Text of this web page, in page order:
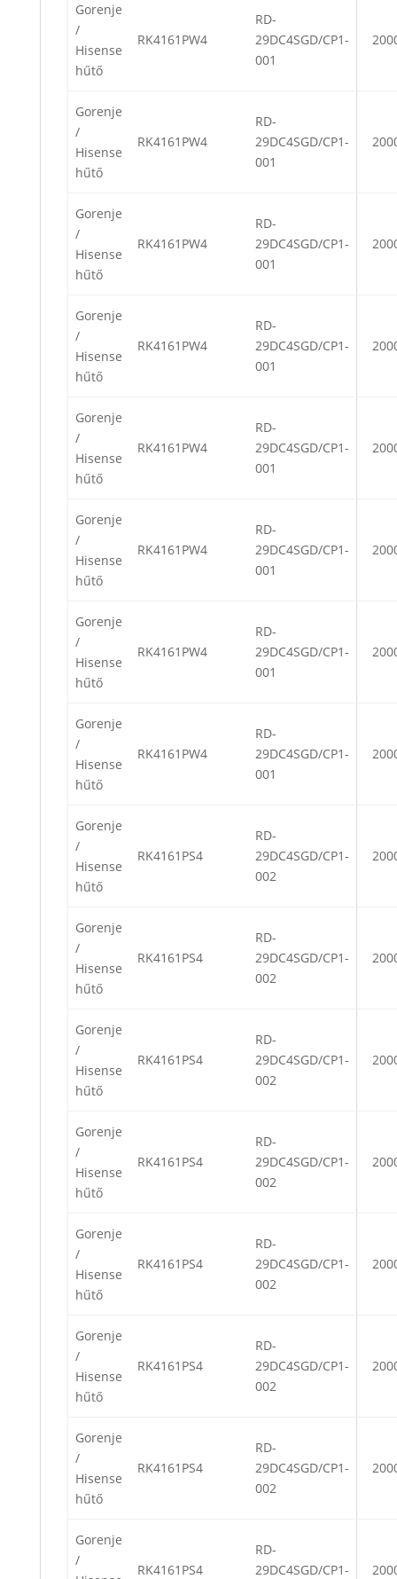
Gorenje
/
Hisense
hűtő
RK4161PW4
RD-
29DC4SGD/CP1-
001
Gorenje
/
Hisense
hűtő
RK4161PW4
RD-
29DC4SGD/CP1-
001
Gorenje
/
Hisense
hűtő
RK4161PW4
RD-
29DC4SGD/CP1-
001
Gorenje
/
Hisense
hűtő
RK4161PW4
RD-
29DC4SGD/CP1-
001
Gorenje
/
Hisense
hűtő
RK4161PW4
RD-
29DC4SGD/CP1-
001
Gorenje
/
Hisense
hűtő
RK4161PW4
RD-
29DC4SGD/CP1-
001
Gorenje
/
Hisense
hűtő
RK4161PW4
RD-
29DC4SGD/CP1-
001
Gorenje
/
Hisense
hűtő
RK4161PW4
RD-
29DC4SGD/CP1-
001
Gorenje
/
Hisense
hűtő
RK4161PS4
RD-
29DC4SGD/CP1-
002
Gorenje
/
Hisense
hűtő
RK4161PS4
RD-
29DC4SGD/CP1-
002
Gorenje
/
Hisense
hűtő
RK4161PS4
RD-
29DC4SGD/CP1-
002
Gorenje
/
Hisense
hűtő
RK4161PS4
RD-
29DC4SGD/CP1-
002
Gorenje
/
Hisense
hűtő
RK4161PS4
RD-
29DC4SGD/CP1-
002
Gorenje
/
Hisense
hűtő
RK4161PS4
RD-
29DC4SGD/CP1-
002
Gorenje
/
Hisense
hűtő
RK4161PS4
RD-
29DC4SGD/CP1-
002
Gorenje
/
RK4161PS4
RD-
29DC4SGD/CP1-